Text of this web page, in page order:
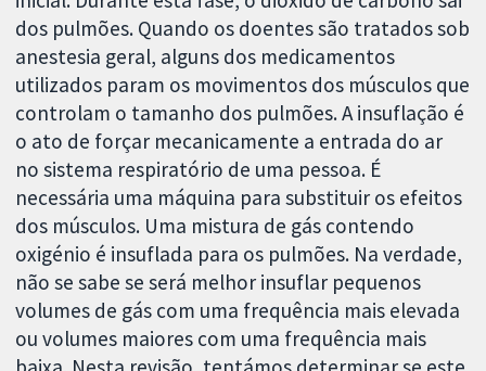
dos pulmões. Quando os doentes são tratados sob
anestesia geral, alguns dos medicamentos
utilizados param os movimentos dos músculos que
controlam o tamanho dos pulmões. A insuflação é
o ato de forçar mecanicamente a entrada do ar
no sistema respiratório de uma pessoa. É
necessária uma máquina para substituir os efeitos
dos músculos. Uma mistura de gás contendo
oxigénio é insuflada para os pulmões. Na verdade,
não se sabe se será melhor insuflar pequenos
volumes de gás com uma frequência mais elevada
ou volumes maiores com uma frequência mais